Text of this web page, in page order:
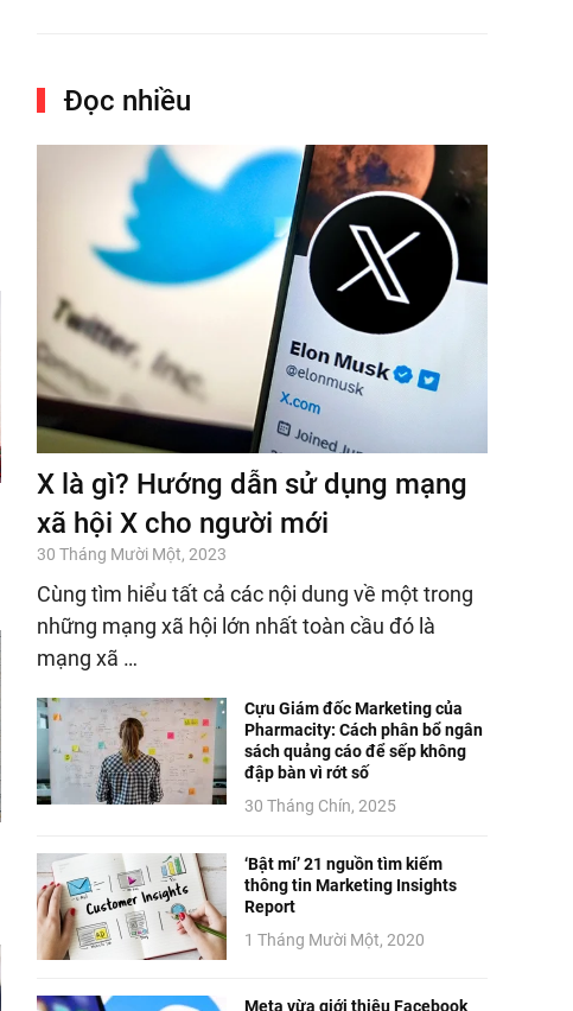
Đọc nhiều
X là gì? Hướng dẫn sử dụng mạng
xã hội X cho người mới
30 Tháng Mười Một, 2023
Cùng tìm hiểu tất cả các nội dung về một trong
những mạng xã hội lớn nhất toàn cầu đó là
mạng xã …
Cựu Giám đốc Marketing của
Pharmacity: Cách phân bổ ngân
sách quảng cáo để sếp không
đập bàn vì rớt số
30 Tháng Chín, 2025
‘Bật mí’ 21 nguồn tìm kiếm
thông tin Marketing Insights
Report
1 Tháng Mười Một, 2020
Meta vừa giới thiệu Facebook